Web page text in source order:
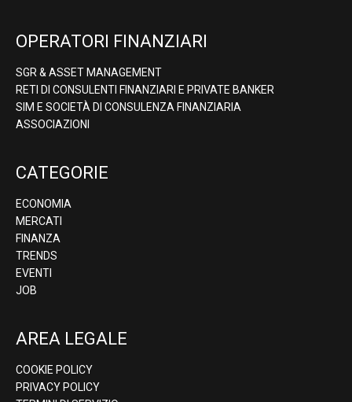
OPERATORI FINANZIARI
SGR & ASSET MANAGEMENT
RETI DI CONSULENTI FINANZIARI E PRIVATE BANKER
SIM E SOCIETÀ DI CONSULENZA FINANZIARIA
ASSOCIAZIONI
CATEGORIE
ECONOMIA
MERCATI
FINANZA
TRENDS
EVENTI
JOB
AREA LEGALE
COOKIE POLICY
PRIVACY POLICY